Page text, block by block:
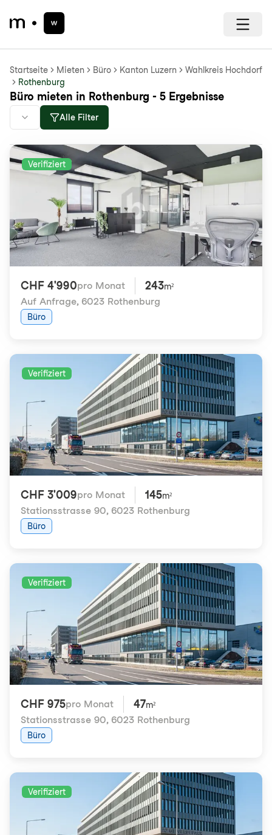
Startseite Mieten Büro Kanton Luzern
Wahlkreis Hochdorf
Rothenburg
Büro mieten in Rothenburg - 5 Ergebnisse
Alle Filter
Verifiziert
CHF 4'990pro Monat 243m²
Auf Anfrage, 6023 Rothenburg
Büro
Verifiziert
CHF 3'009pro Monat 145m²
Stationsstrasse 90, 6023 Rothenburg
Büro
Verifiziert
CHF 975pro Monat 47m²
Stationsstrasse 90, 6023 Rothenburg
Büro
Verifiziert